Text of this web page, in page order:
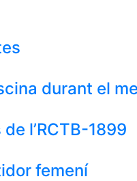
durant el
l’RCTB-1899
femení